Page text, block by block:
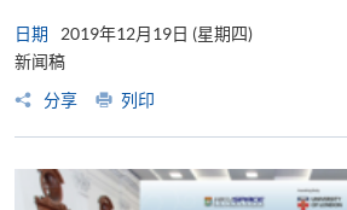
日期
2019年12月19日 (星期四)
新闻稿
分享
列印